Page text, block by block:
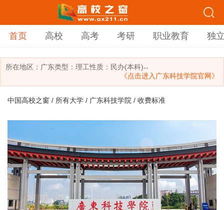
首页 高校 高考 考研 职业教育 独
所在地区： 广东类型： 理工性质：民办(本科)--
《点击进入广东科技学院官网》
中国高校之窗 / 所有大学 / 广东科技学院 / 收费标准